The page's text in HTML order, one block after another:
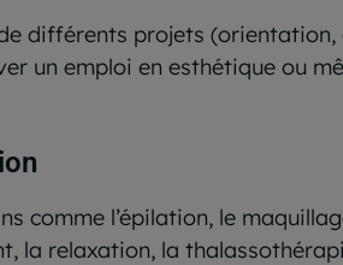
différents projets
un emploi en esthétique ou
comme l’épilation, le
la relaxation, la